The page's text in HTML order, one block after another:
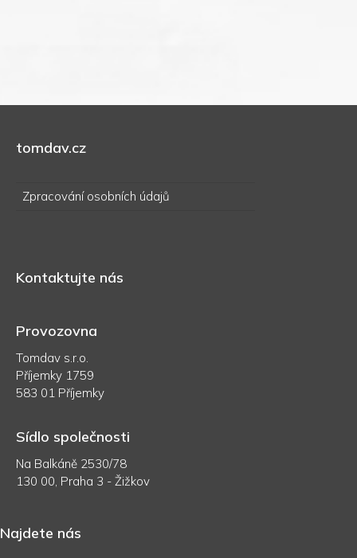
tomdav.cz
Zpracování osobních údajů
Kontaktujte nás
Provozovna
Tomdav s.r.o.
Příjemky 1759
583 01 Příjemky
Sídlo společnosti
Na Balkáně 2530/78
130 00, Praha 3 - Žižkov
Najdete nás